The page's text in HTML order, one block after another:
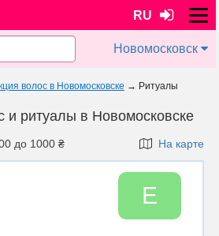
RU
Новомосковск
волос в Новомосковске → Ритуалы
и ритуалы в Новомосковске
до 1000 ₴ На карте
E